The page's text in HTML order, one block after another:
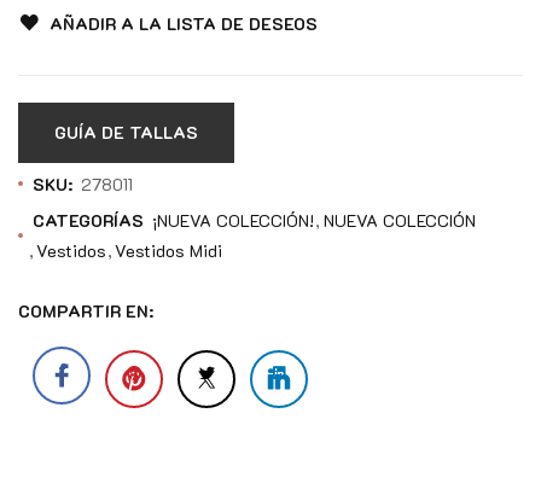
AÑADIR A LA LISTA DE DESEOS
GUÍA DE TALLAS
SKU: 278011
CATEGORÍAS ¡NUEVA COLECCIÓN! NUEVA COLECCIÓN
Vestidos Vestidos Midi
COMPARTIR EN: